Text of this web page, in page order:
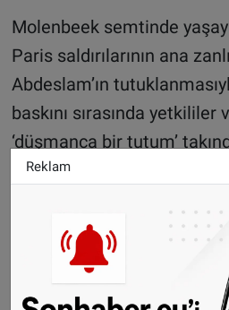
Molenbeek semtinde
Paris saldırılarının ana
Abdeslam’ın
baskını sırasında yetkililer
‘düşmanca bir tutum’
Jambon, şunları söyledi:
mensuplarına taşlar ve
asıl sorun da bu. Üçüncü
göçmenler açık bir şekilde
Reklam